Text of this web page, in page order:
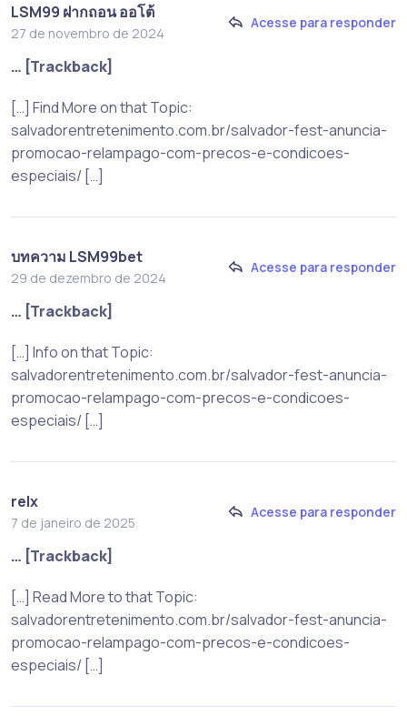
LSM99 ฝากถอน ออโต้
27 de novembro de 2024
Acesse para responder
… [Trackback]
[…] Find More on that Topic:
salvadorentretenimento.com.br/salvador-fest-anuncia-
promocao-relampago-com-precos-e-condicoes-
especiais/ […]
บทความ LSM99bet
29 de dezembro de 2024
Acesse para responder
… [Trackback]
[…] Info on that Topic:
salvadorentretenimento.com.br/salvador-fest-anuncia-
promocao-relampago-com-precos-e-condicoes-
especiais/ […]
relx
7 de janeiro de 2025
Acesse para responder
… [Trackback]
[…] Read More to that Topic:
salvadorentretenimento.com.br/salvador-fest-anuncia-
promocao-relampago-com-precos-e-condicoes-
especiais/ […]